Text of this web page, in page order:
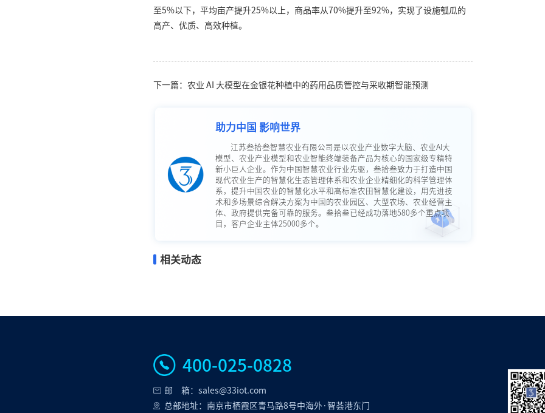
至5%以下，平均亩产提升25%以上，商品率从70%提升至92%，实现了设施瓠瓜的
高产、优质、高效种植。
下一篇：农业 AI 大模型在金银花种植中的药用品质管控与采收期智能预测
助力中国 影响世界
江苏叁拾叁智慧农业有限公司是以农业产业数字大脑、农业AI大
模型、农业产业模型和农业智能终端装备产品为核心的国家级专精特
新小巨人企业。作为中国智慧农业行业先驱，叁拾叁致力于打造中国
现代农业生产的智慧化生态管理体系和农业企业精细化的科学管理体
系，提升中国农业的智慧化水平和高标准农田智慧化建设，用先进技
术和多场景综合解决方案为中国的农业园区、大型农场、农业经营主
体、政府提供完备可靠的服务。叁拾叁已经成功落地580多个重点项
目，客户企业主体25000多个。
相关动态
400-025-0828
邮 箱：sales@33iot.com
总部地址：南京市栖霞区青马路8号中海外·智荟港东门